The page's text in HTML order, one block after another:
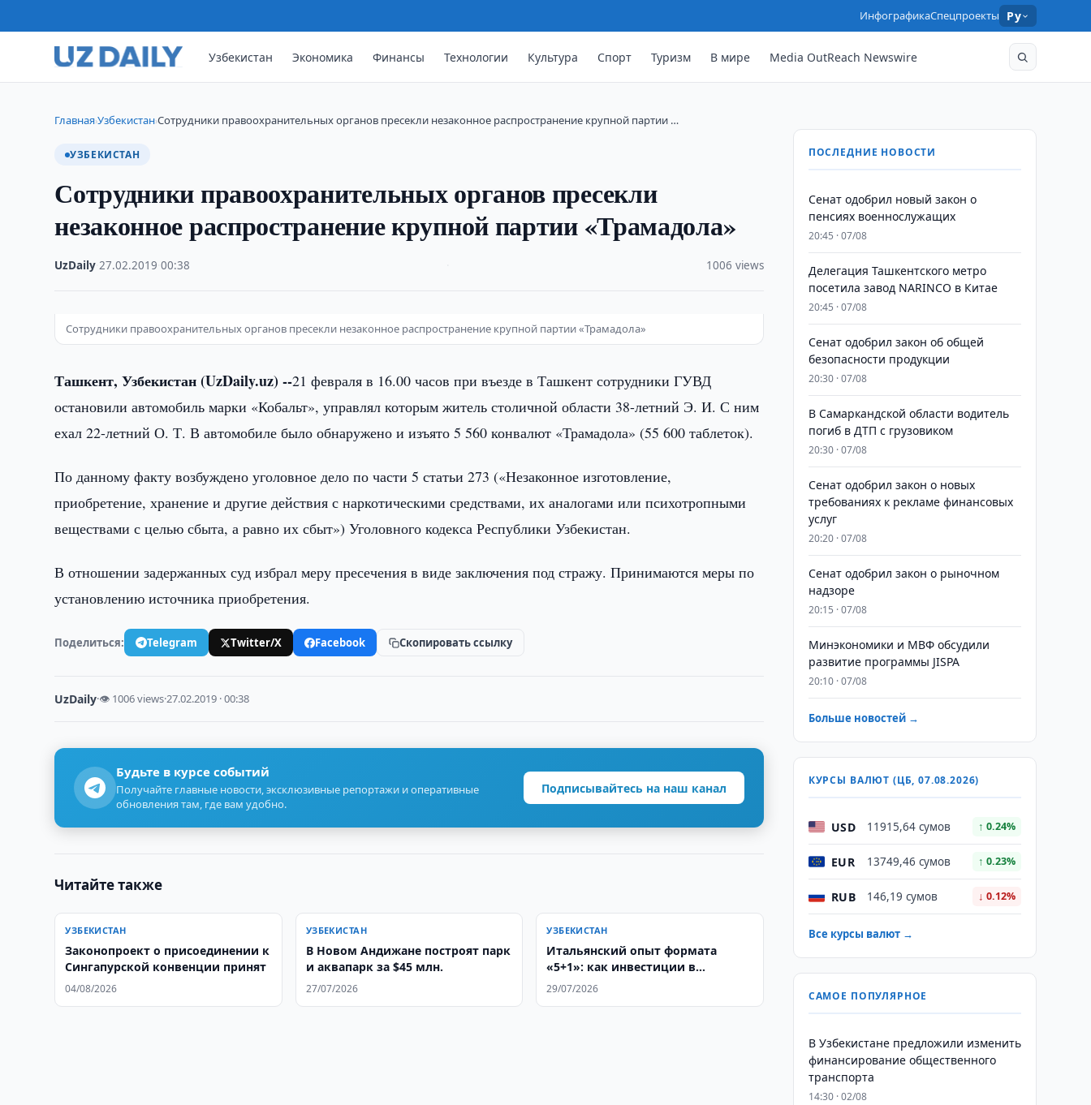
ИнфографикаСпецпроекты Ру
Узбекистан Экономика Финансы Технологии Культура Спорт Туризм В мире Media OutReach Newswire
Главная›Узбекистан›Сотрудники правоохранительных органов пресекли незаконное распространение крупной партии …
УЗБЕКИСТАН
Сотрудники правоохранительных органов пресекли
незаконное распространение крупной партии «Трамадола»
UzDaily ·27.02.2019 ·00:38 1006 views
Сотрудники правоохранительных органов пресекли незаконное распространение крупной партии «Трамадола»
Ташкент, Узбекистан (UzDaily.uz) --21 февраля в 16.00 часов при въезде в Ташкент сотрудники ГУВД
остановили автомобиль марки «Кобальт», управлял которым житель столичной области 38-летний Э. И. С ним
ехал 22-летний О. Т. В автомобиле было обнаружено и изъято 5 560 конвалют «Трамадола» (55 600 таблеток).
По данному факту возбуждено уголовное дело по части 5 статьи 273 («Незаконное изготовление,
приобретение, хранение и другие действия с наркотическими средствами, их аналогами или психотропными
веществами с целью сбыта, а равно их сбыт») Уголовного кодекса Республики Узбекистан.
В отношении задержанных суд избрал меру пресечения в виде заключения под стражу. Принимаются меры по
установлению источника приобретения.
Поделиться: Telegram Twitter/X Facebook Скопировать ссылку
UzDaily·👁 1006 views·27.02.2019 · 00:38
Будьте в курсе событий
Получайте главные новости, эксклюзивные репортажи и оперативные
обновления там, где вам удобно.
Подписывайтесь на наш канал
Читайте также
УЗБЕКИСТАН
Законопроект о присоединении к
Сингапурской конвенции принят
04/08/2026
УЗБЕКИСТАН
В Новом Андижане построят парк
и аквапарк за $45 млн.
27/07/2026
УЗБЕКИСТАН
Итальянский опыт формата
«5+1»: как инвестиции в
человеческий капитал
29/07/2026
ПОСЛЕДНИЕ НОВОСТИ
Сенат одобрил новый закон о
пенсиях военнослужащих
20:45 · 07/08
Делегация Ташкентского метро
посетила завод NARINCO в Китае
20:45 · 07/08
Сенат одобрил закон об общей
безопасности продукции
20:30 · 07/08
В Самаркандской области водитель
погиб в ДТП с грузовиком
20:30 · 07/08
Сенат одобрил закон о новых
требованиях к рекламе финансовых
услуг
20:20 · 07/08
Сенат одобрил закон о рыночном
надзоре
20:15 · 07/08
Минэкономики и МВФ обсудили
развитие программы JISPA
20:10 · 07/08
Больше новостей →
КУРСЫ ВАЛЮТ (ЦБ, 07.08.2026)
USD 11915,64 сумов ↑ 0.24%
EUR 13749,46 сумов ↑ 0.23%
RUB 146,19 сумов ↓ 0.12%
Все курсы валют →
САМОЕ ПОПУЛЯРНОЕ
В Узбекистане предложили изменить
финансирование общественного
транспорта
14:30 · 02/08